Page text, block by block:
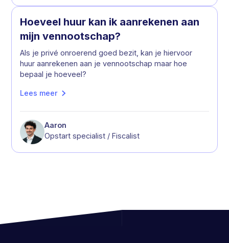
Hoeveel huur kan ik aanrekenen aan
mijn vennootschap?
Als je privé onroerend goed bezit, kan je hiervoor
huur aanrekenen aan je vennootschap maar hoe
bepaal je hoeveel?
Lees meer
Aaron
Opstart specialist / Fiscalist